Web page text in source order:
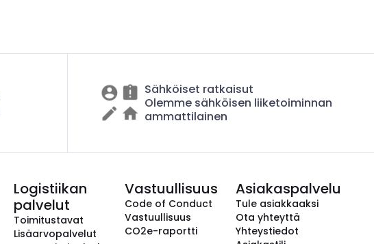
Sähköiset ratkaisut
Olemme sähköisen liiketoiminnan
ammattilainen
Logistiikan
palvelut
Toimitustavat
Lisäarvopalvelut
Vastuullisuus
Code of Conduct
Vastuullisuus
CO2e-raportti
Asiakaspalvelu
Tule asiakkaaksi
Ota yhteyttä
Yhteystiedot